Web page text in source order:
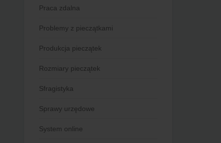
Praca zdalna
Problemy z pieczątkami
Produkcja pieczątek
Rozmiary pieczątek
Sfragistyka
Sprawy urzędowe
System online